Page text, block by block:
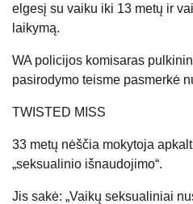
elgesį su vaiku iki 13 metų ir
laikymą.
WA policijos komisaras
pasirodymo teisme pasmerkė
TWISTED MISS
33 metų nėščia mokytoja
„seksualinio išnaudojimo“.
Jis sakė: „Vaikų seksualiniai